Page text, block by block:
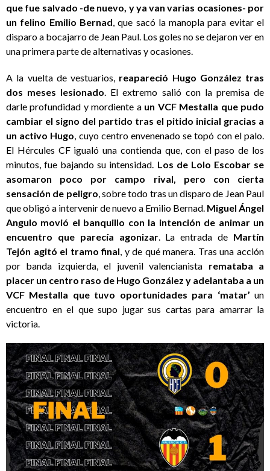
que fue salvado -de nuevo, y ya van varias ocasiones- por
un felino Emilio Bernad, que sacó la manopla para evitar el
disparo a bocajarro de Jean Paul. Los goles no se dejaron ver en
una primera parte de alternativas y ocasiones.
A la vuelta de vestuarios, reapareció Hugo González tras
dos meses lesionado. El extremo salió con la premisa de
darle profundidad y mordiente a un VCF Mestalla que pudo
cambiar el signo del partido tras el pitido inicial gracias a
un activo Hugo, cuyo centro envenenado se topó con el palo.
El Hércules CF igualó una contienda que, con el paso de los
minutos, fue bajando su intensidad. Los de Lolo Escobar se
asomaron poco por campo rival, pero con cierta
sensación de peligro, sobre todo tras un disparo de Jean Paul
que obligó a intervenir de nuevo a Emilio Bernad. Miguel Ángel
Angulo movió el banquillo con la intención de animar un
encuentro que parecía agonizar. La entrada de Martín
Tejón agitó el tramo final, y de qué manera. Tras una acción
por banda izquierda, el juvenil valencianista remataba a
placer un centro raso de Hugo González y adelantaba a un
VCF Mestalla que tuvo oportunidades para ‘matar’ un
encuentro en el que supo jugar sus cartas para amarrar la
victoria.